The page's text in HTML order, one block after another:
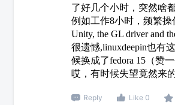
了好几个小时，突然啥
例如工作8小时，频繁操
Unity, the GL driver and
很遗憾,linuxdeepin也有
候换成了fedora 15（赞
哎，有时候失望竟然来
Reply Like 0